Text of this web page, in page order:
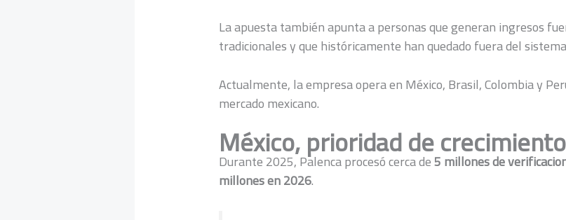
La apuesta también apunta a personas que generan ingresos
tradicionales y que históricamente han quedado fuera del
Actualmente, la empresa opera en México, Brasil, Colombia y
mercado mexicano.
México, prioridad de crecimiento
Durante 2025, Palenca procesó cerca de5 millones de
millones en 2026.